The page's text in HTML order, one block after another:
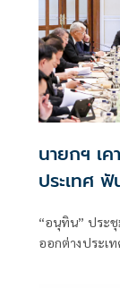
นายกฯ เ
ประเทศ
“อนุทิน” ประชุ
ออกต่างประเ